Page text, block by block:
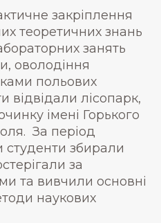
закріплення
теоретичних знань
занять
оволодіння
польових
відвідали лісопарк,
імені Горького
За період
студенти збирали
за
та вивчили основні
наукових